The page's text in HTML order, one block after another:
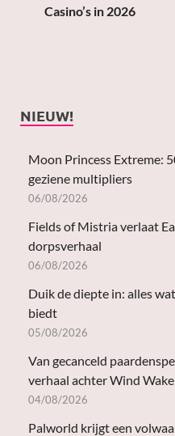
Casino’s in 2026
NIEUW!
Moon Princess Extreme:
geziene multipliers
06/08/2026
Fields of Mistria verlaat
dorpsverhaal
06/08/2026
Duik de diepte in: alles
biedt
05/08/2026
Van gecanceld
verhaal achter Wind
04/08/2026
Palworld krijgt een